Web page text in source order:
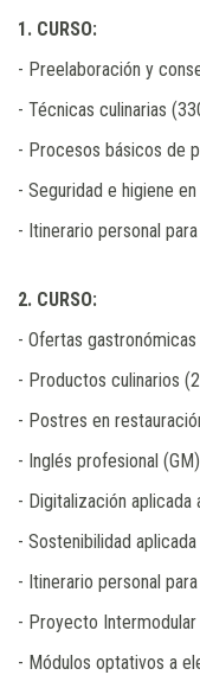
1. CURSO:
- Preelaboración y
- Técnicas culinarias
- Procesos básicos de
- Seguridad e higiene
- Itinerario personal
2. CURSO:
- Ofertas
- Productos culinarios
- Postres en
- Inglés profesional
- Digitalización
- Sostenibilidad
- Itinerario personal
- Proyecto Intermodular
- Módulos optativos a